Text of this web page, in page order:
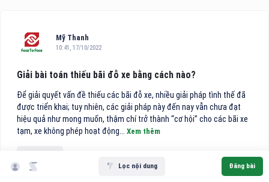
Long Giang
TT&TT cấp ngày 05/04/2022
Xuân, Hà Nội
Lọc nội dung Đăng bài
Mỹ Thanh
10:41, 17/10/2022
Giải bài toán thiếu bãi đỗ xe bằng cách nào?
Để giải quyết vấn đề thiếu các bãi đỗ xe, nhiều giải pháp tình thế đã
được triển khai; tuy nhiên, các giải pháp này đến nay vẫn chưa đạt
hiệu quả như mong muốn, thậm chí trở thành “cơ hội” cho các bãi xe
tạm, xe không phép hoạt động... Xem thêm